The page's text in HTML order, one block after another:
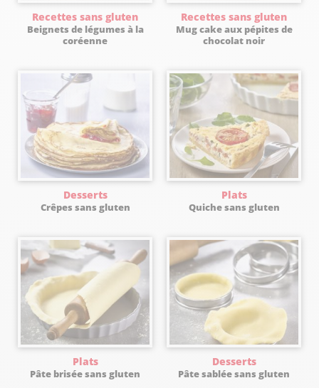
Recettes sans gluten
Beignets de légumes à la
coréenne
Recettes sans gluten
Mug cake aux pépites de
chocolat noir
Desserts
Crêpes sans gluten
Plats
Quiche sans gluten
Plats
Pâte brisée sans gluten
Desserts
Pâte sablée sans gluten